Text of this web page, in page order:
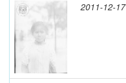
2011-12-17